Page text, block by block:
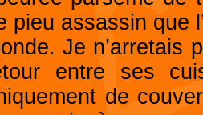
pieu assassin que
Je n’arretais
entre ses
de